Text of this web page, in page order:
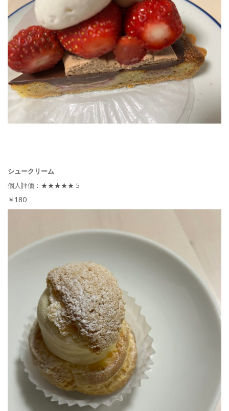
シュークリーム
個人評価：★★★★★ 5
￥180